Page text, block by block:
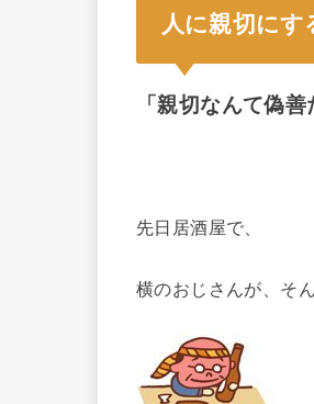
人に親切に
「親切なんて偽善
先日居酒屋で、
横のおじさんが、そ